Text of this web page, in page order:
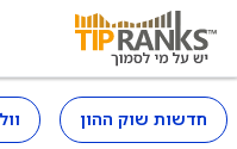
חדשות שוק ההון